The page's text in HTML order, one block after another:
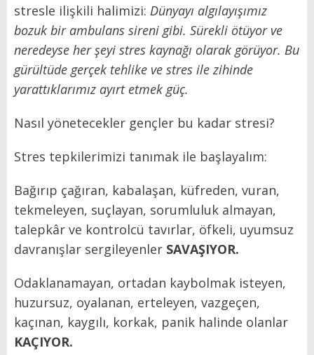
stresle ilişkili halimizi: Dünyayı algılayışımız
bozuk bir ambulans sireni gibi. Sürekli ötüyor ve
neredeyse her şeyi stres kaynağı olarak görüyor. Bu
gürültüde gerçek tehlike ve stres ile zihinde
yarattıklarımız ayırt etmek güç.
Nasıl yönetecekler gençler bu kadar stresi?
Stres tepkilerimizi tanımak ile başlayalım:
Bağırıp çağıran, kabalaşan, küfreden, vuran,
tekmeleyen, suçlayan, sorumluluk almayan,
talepkâr ve kontrolcü tavırlar, öfkeli, uyumsuz
davranışlar sergileyenler SAVAŞIYOR.
Odaklanamayan, ortadan kaybolmak isteyen,
huzursuz, oyalanan, erteleyen, vazgeçen,
kaçınan, kaygılı, korkak, panik halinde olanlar
KAÇIYOR.